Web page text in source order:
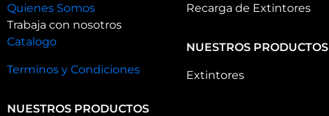
Quienes Somos
Trabaja con nosotros
Catalogo
Terminos y Condiciones
NUESTROS PRODUCTOS
Recarga de Extintores
NUESTROS PRODUCTOS
Extintores